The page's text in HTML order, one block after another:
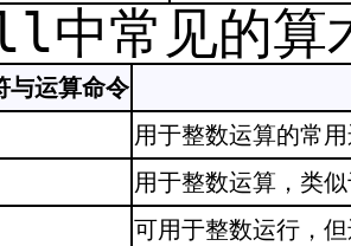
常见的算
与运算命令
用于整数运算的常
用于整数运算，类
可用于整数运行，